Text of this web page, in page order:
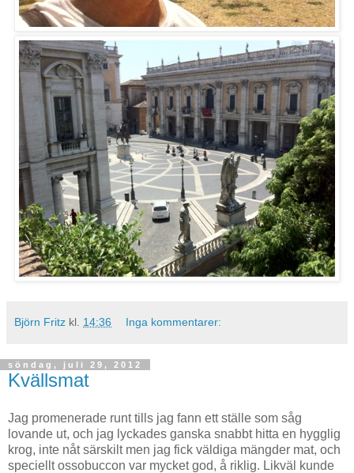
Björn Fritz kl. 14:36 Inga kommentarer:
söndag, juli 29, 2012
Kvällsmat
Jag promenerade runt tills jag fann ett ställe som såg
lovande ut, och jag lyckades ganska snabbt hitta en hygglig
krog, inte nåt särskilt men jag fick väldiga mängder mat, och
speciellt ossobuccon var mycket god, å riklig. Likväl kunde